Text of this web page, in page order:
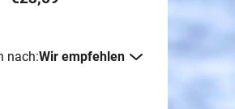
nach:Wir empfehlen